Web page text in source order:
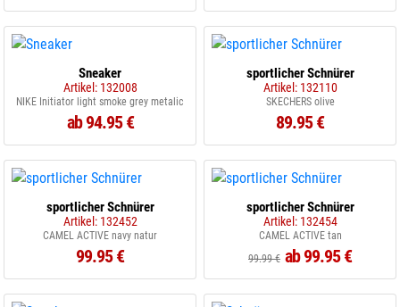
Sneaker
Artikel: 132008
NIKE Initiator light smoke grey metalic
ab 94.95 €
sportlicher Schnürer
Artikel: 132110
SKECHERS olive
89.95 €
sportlicher Schnürer
Artikel: 132452
CAMEL ACTIVE navy natur
99.95 €
sportlicher Schnürer
Artikel: 132454
CAMEL ACTIVE tan
99.99 € ab 99.95 €